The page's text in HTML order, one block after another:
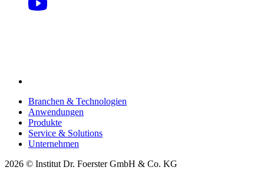
Branchen & Technologien
Anwendungen
Produkte
Service & Solutions
Unternehmen
2026 © Institut Dr. Foerster GmbH & Co. KG